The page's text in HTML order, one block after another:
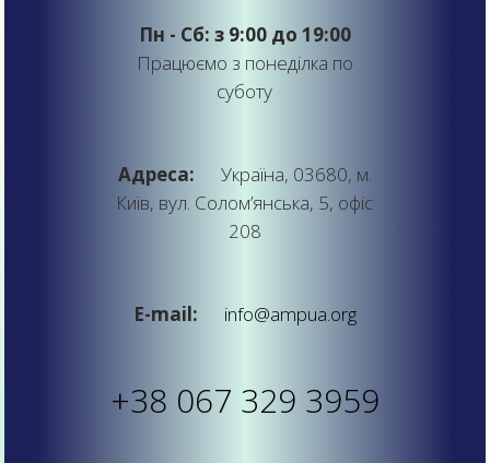
Пн - Сб: з 9:00 до 19:00
Працюємо з понеділка по
суботу
Адреса:
Україна, 03680, м.
Київ, вул. Солом’янська, 5, офіс
208
E-mail: info@ampua.org
+38 067 329 3959